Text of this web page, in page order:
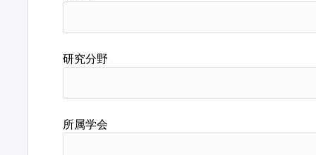
研究分野
所属学会